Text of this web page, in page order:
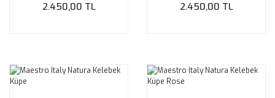
2.450,00 TL 2.450,00 TL